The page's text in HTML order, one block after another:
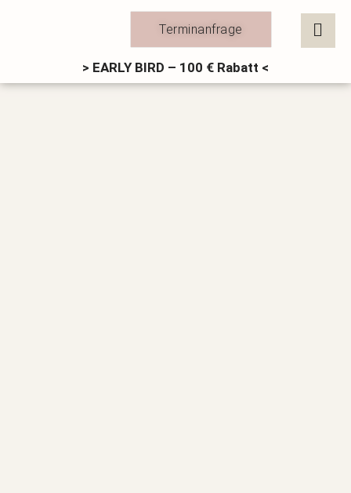
Terminanfrage
> EARLY BIRD – 100 € Rabatt <